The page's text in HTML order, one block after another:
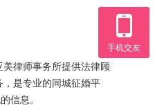
律师事务所提供法律顾
是专业的同城征婚平
信息。
手机交友